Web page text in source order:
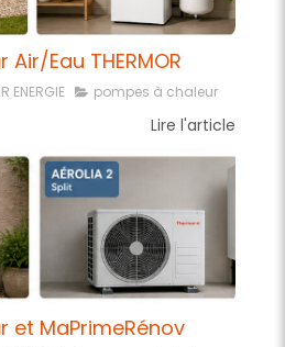
Eau THERMOR
ENERGIE pompes à chaleur
Lire l'article
et MaPrimeRénov